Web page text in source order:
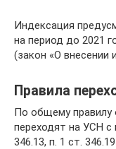
Индексация
на период до 2021
(закон «О внесении
Правила
По общему правилу
переходят на УСН с
346.13, п. 1 ст.